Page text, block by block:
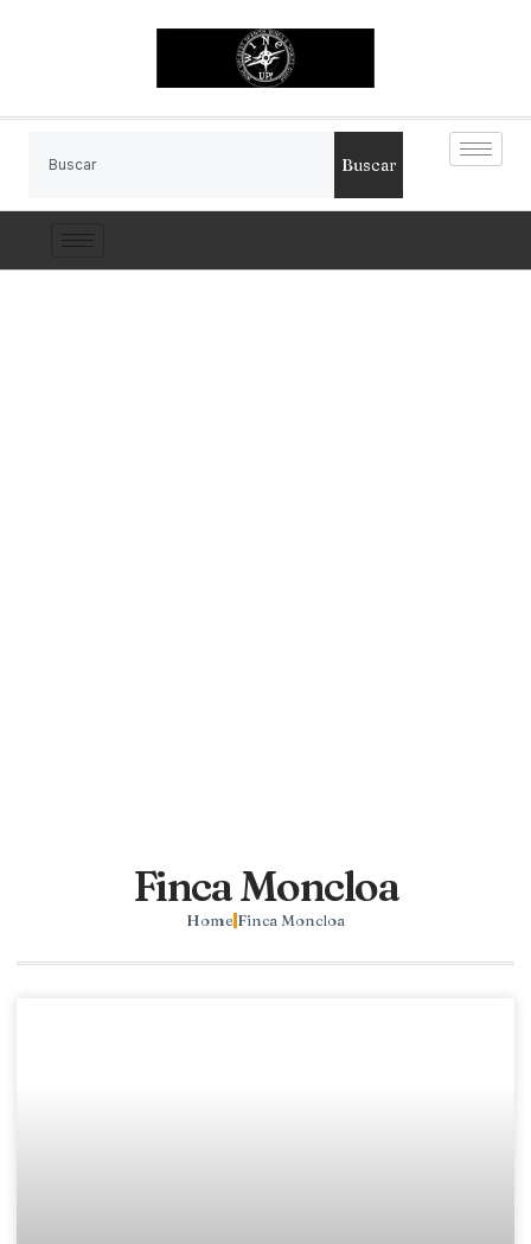
Buscar
Finca Moncloa
Home Finca Moncloa